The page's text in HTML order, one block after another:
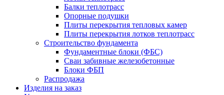
Балки теплотрасс
Опорные подушки
Плиты перекрытия тепловых камер
Плиты перекрытия лотков теплотрасс
Строительство фундамента
Фундаментные блоки (ФБС)
Сваи забивные железобетонные
Блоки ФБП
Распродажа
Изделия на заказ